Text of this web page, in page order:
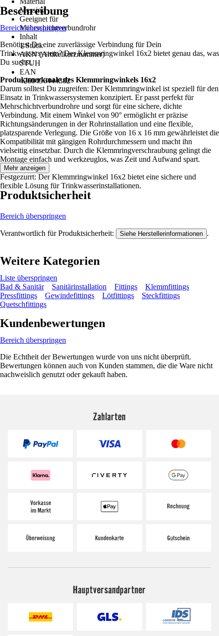
Messing
Geeignet für
Mehrschichtverbundrohr
Inhalt
1 Stück
AKN (Artikelkurznummer)
STUH
EAN
4260496444382
Beschreibung
Bereich überspringen
Benötigst Du eine zuverlässige Verbindung für Dein
Trinkwassersystem? Der Klemmringwinkel 16x2 bietet genau das, was
Du suchst.
Produktmerkmale des Klemmringwinkels 16x2
Darum solltest Du zugreifen: Der Klemmringwinkel ist speziell für den
Einsatz in Trinkwassersystemen konzipiert. Er passt perfekt für
Mehrschichtverbundrohre und sorgt für eine sichere, dichte
Verbindung. Mit einem Winkel von 90° ermöglicht er präzise
Richtungsänderungen in der Rohrinstallation und eine flexible,
platzsparende Verlegung. Die Größe von 16 x 16 mm gewährleistet die
Kompatibilität mit gängigen Rohrdurchmessern und macht ihn
vielseitig einsetzbar. Durch die Klemmringverschraubung gelingt die
Montage einfach und werkzeuglos, was Zeit und Aufwand spart.
Festgezurrt: Der Klemmringwinkel 16x2 bietet eine sichere und
flexible Lösung für Trinkwasserinstallationen.
Mehr anzeigen
Produktsicherheit
Bereich überspringen
Verantwortlich für Produktsicherheit: Siehe Herstellerinformationen .
Weitere Kategorien
Liste überspringen
Bad & Sanitär
Sanitärinstallation Fittings
Klemmfittings
Pressfittings
Gewindefittings Lötfittings
Steckfittings
Quetschfittings
Kundenbewertungen
Bereich überspringen
Die Echtheit der Bewertungen wurde von uns nicht überprüft.
Bewertungen können auch von Kunden stammen, die die Ware nicht
nachweislich genutzt oder gekauft haben.
Zahlarten
Hauptversandpartner